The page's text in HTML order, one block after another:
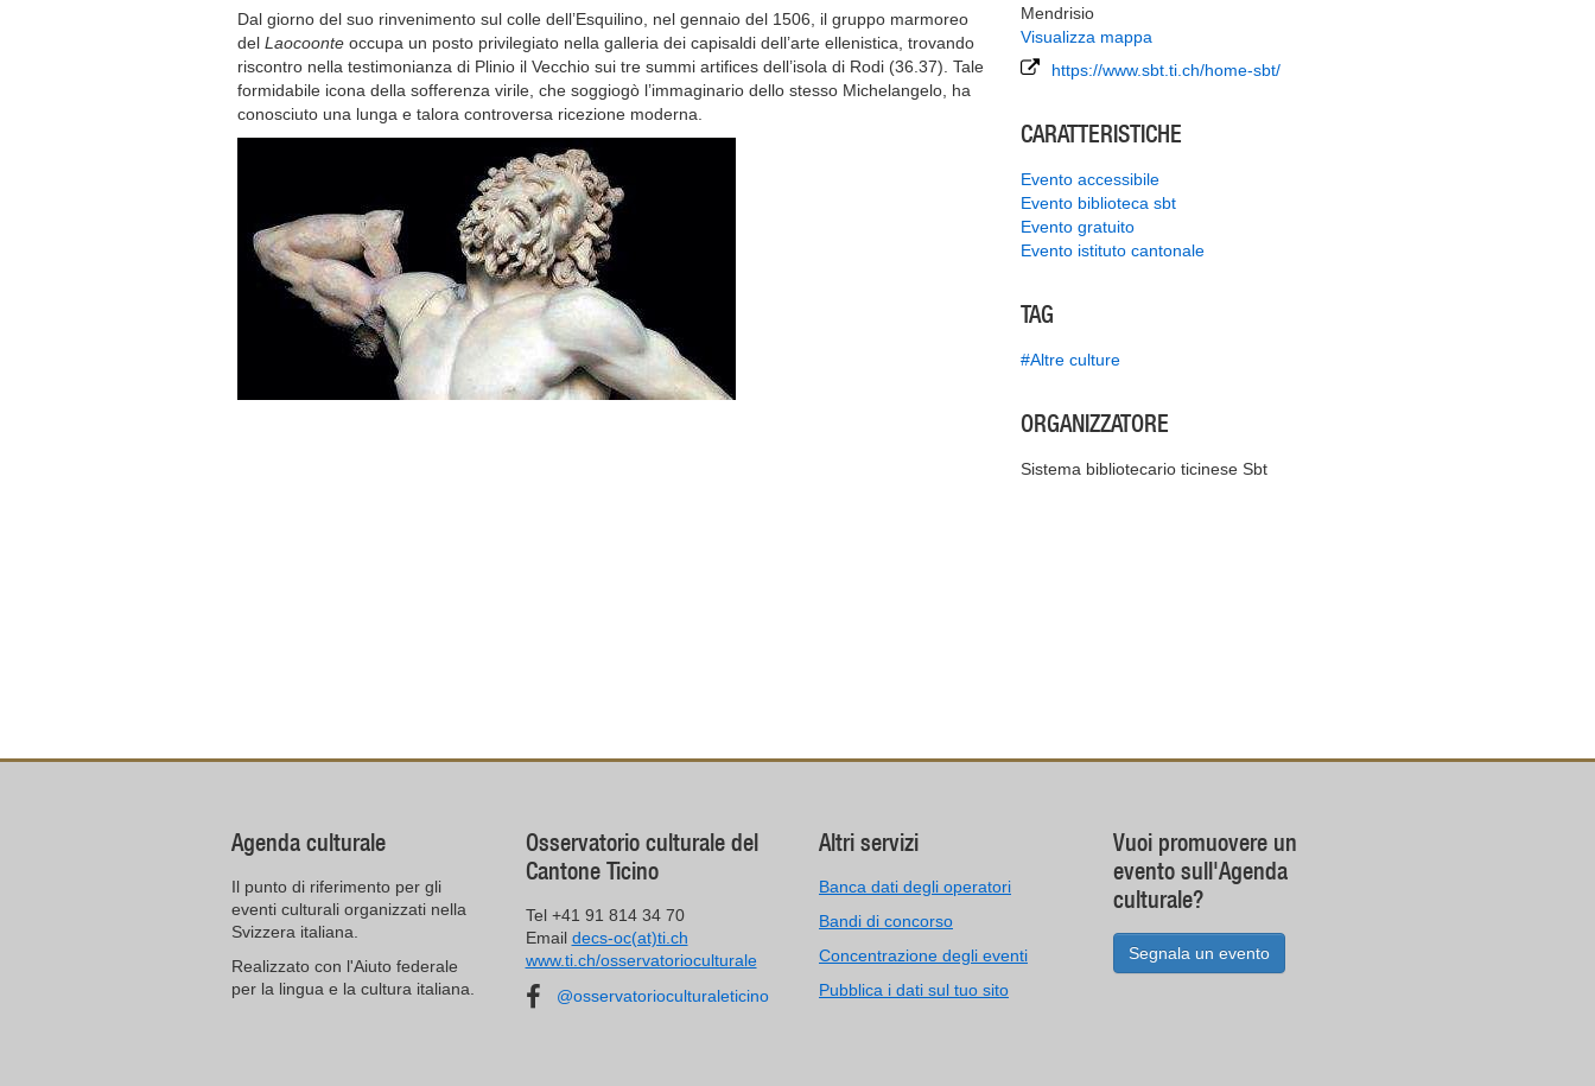
Dal giorno del suo rinvenimento sul colle dell’Esquilino, nel gennaio del 1506, il gruppo marmoreo
del Laocoonte occupa un posto privilegiato nella galleria dei capisaldi dell’arte ellenistica, trovando
riscontro nella testimonianza di Plinio il Vecchio sui tre summi artifices dell’isola di Rodi (36.37). Tale
formidabile icona della sofferenza virile, che soggiogò l’immaginario dello stesso Michelangelo, ha
conosciuto una lunga e talora controversa ricezione moderna.
Mendrisio
Visualizza mappa
https://www.sbt.ti.ch/home-sbt/
CARATTERISTICHE
Evento accessibile
Evento biblioteca sbt
Evento gratuito
Evento istituto cantonale
TAG
#Altre culture
ORGANIZZATORE
Sistema bibliotecario ticinese Sbt
Agenda culturale
Il punto di riferimento per gli
eventi culturali organizzati nella
Svizzera italiana.
Realizzato con l'Aiuto federale
per la lingua e la cultura italiana.
Osservatorio culturale del
Cantone Ticino
Tel +41 91 814 34 70
Email decs-oc(at)ti.ch
www.ti.ch/osservatorioculturale
@osservatorioculturaleticino
Altri servizi
Banca dati degli operatori
Bandi di concorso
Concentrazione degli eventi
Pubblica i dati sul tuo sito
Vuoi promuovere un
evento sull'Agenda
culturale?
Segnala un evento